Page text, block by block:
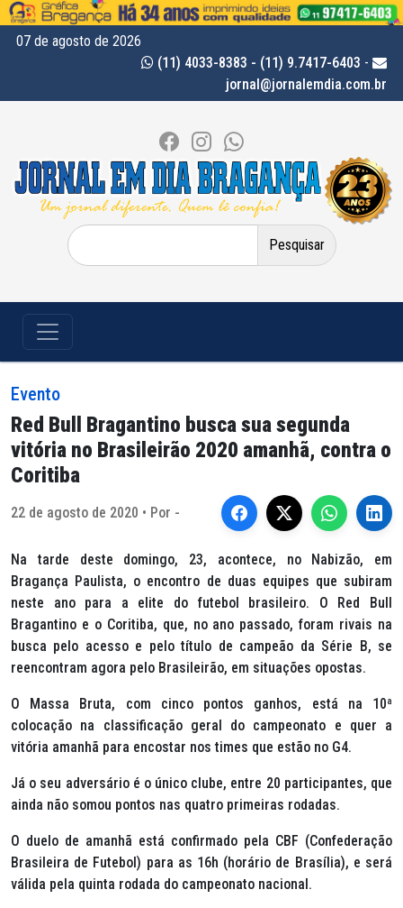
07 de agosto de 2026
(11) 4033-8383 - (11) 9.7417-6403 -
jornal@jornalemdia.com.br
Pesquisar
por:
Evento
Red Bull Bragantino busca sua segunda
vitória no Brasileirão 2020 amanhã, contra o
Coritiba
22 de agosto de 2020 • Por -
Na tarde deste domingo, 23, acontece, no Nabizão, em
Bragança Paulista, o encontro de duas equipes que subiram
neste ano para a elite do futebol brasileiro. O Red Bull
Bragantino e o Coritiba, que, no ano passado, foram rivais na
busca pelo acesso e pelo título de campeão da Série B, se
reencontram agora pelo Brasileirão, em situações opostas.
O Massa Bruta, com cinco pontos ganhos, está na 10ª
colocação na classificação geral do campeonato e quer a
vitória amanhã para encostar nos times que estão no G4.
Já o seu adversário é o único clube, entre 20 participantes, que
ainda não somou pontos nas quatro primeiras rodadas.
O duelo de amanhã está confirmado pela CBF (Confederação
Brasileira de Futebol) para as 16h (horário de Brasília), e será
válida pela quinta rodada do campeonato nacional.